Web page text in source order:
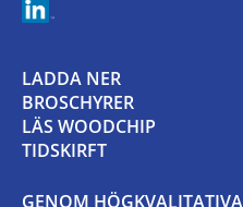
LADDA NER
BROSCHYRER
LÄS WOODCHIP
TIDSKIRFT
GENOM